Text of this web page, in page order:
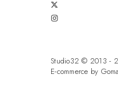
Studio32 © 2013 -
E-commerce by